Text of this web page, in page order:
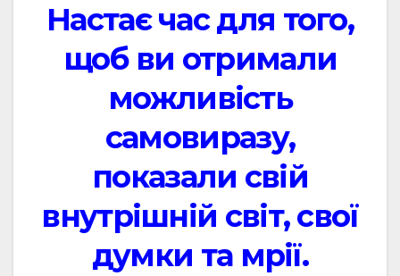
Настає час для того,
щоб ви отримали
можливість
самовиразу,
показали свій
внутрішній світ, свої
думки та мрії.